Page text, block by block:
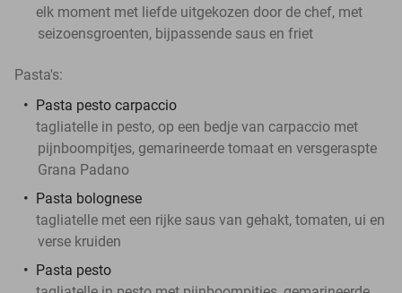
elk moment met liefde uitgekozen door de chef, met
seizoensgroenten, bijpassende saus en friet
Pasta's:
Pasta pesto carpaccio
tagliatelle in pesto, op een bedje van carpaccio met
pijnboompitjes, gemarineerde tomaat en versgeraspte
Grana Padano
Pasta bolognese
tagliatelle met een rijke saus van gehakt, tomaten, ui en
verse kruiden
Pasta pesto